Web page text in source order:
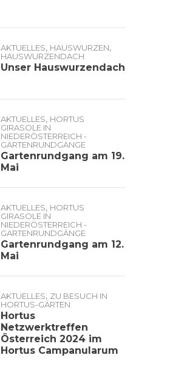
AKTUELLES, HAUSWURZEN,
HAUSWURZENDACH
Unser Hauswurzendach
AKTUELLES, HORTUS
GIRASOLE IN
NIEDERÖSTERREICH -
GARTENRUNDGÄNGE
Gartenrundgang am 19.
Mai
AKTUELLES, HORTUS
GIRASOLE IN
NIEDERÖSTERREICH -
GARTENRUNDGÄNGE
Gartenrundgang am 12.
Mai
AKTUELLES, ZU BESUCH IN
HORTUS-GÄRTEN
Hortus
Netzwerktreffen
Österreich 2024 im
Hortus Campanularum